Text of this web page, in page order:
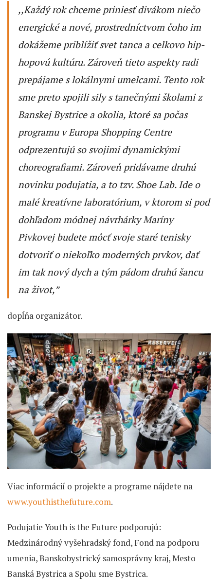
,,Každý rok chceme priniesť divákom niečo
energické a nové, prostredníctvom čoho im
dokážeme priblížiť svet tanca a celkovo hip-
hopovú kultúru. Zároveň tieto aspekty radi
prepájame s lokálnymi umelcami. Tento rok
sme preto spojili sily s tanečnými školami z
Banskej Bystrice a okolia, ktoré sa počas
programu v Europa Shopping Centre
odprezentujú so svojimi dynamickými
choreografiami. Zároveň pridávame druhú
novinku podujatia, a to tzv. Shoe Lab. Ide o
malé kreatívne laboratórium, v ktorom si pod
dohľadom módnej návrhárky Maríny
Pivkovej budete môcť svoje staré tenisky
dotvoriť o niekoľko moderných prvkov, dať
im tak nový dych a tým pádom druhú šancu
na život,”
dopĺňa organizátor.
Viac informácií o projekte a programe nájdete na
www.youthisthefuture.com.
Podujatie Youth is the Future podporujú:
Medzinárodný vyšehradský fond, Fond na podporu
umenia, Banskobystrický samosprávny kraj, Mesto
Banská Bystrica a Spolu sme Bystrica.